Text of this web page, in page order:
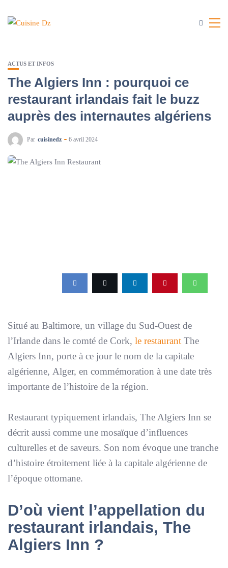
ACTUS ET INFOS
The Algiers Inn : pourquoi ce
restaurant irlandais fait le buzz
auprès des internautes algériens
Par cuisinedz 6 avril 2024
Situé au Baltimore, un village du Sud-Ouest de
l’Irlande dans le comté de Cork, le restaurant The
Algiers Inn, porte à ce jour le nom de la capitale
algérienne, Alger, en commémoration à une date très
importante de l’histoire de la région.
Restaurant typiquement irlandais, The Algiers Inn se
décrit aussi comme une mosaïque d’influences
culturelles et de saveurs. Son nom évoque une tranche
d’histoire étroitement liée à la capitale algérienne de
l’époque ottomane.
D’où vient l’appellation du
restaurant irlandais, The
Algiers Inn ?